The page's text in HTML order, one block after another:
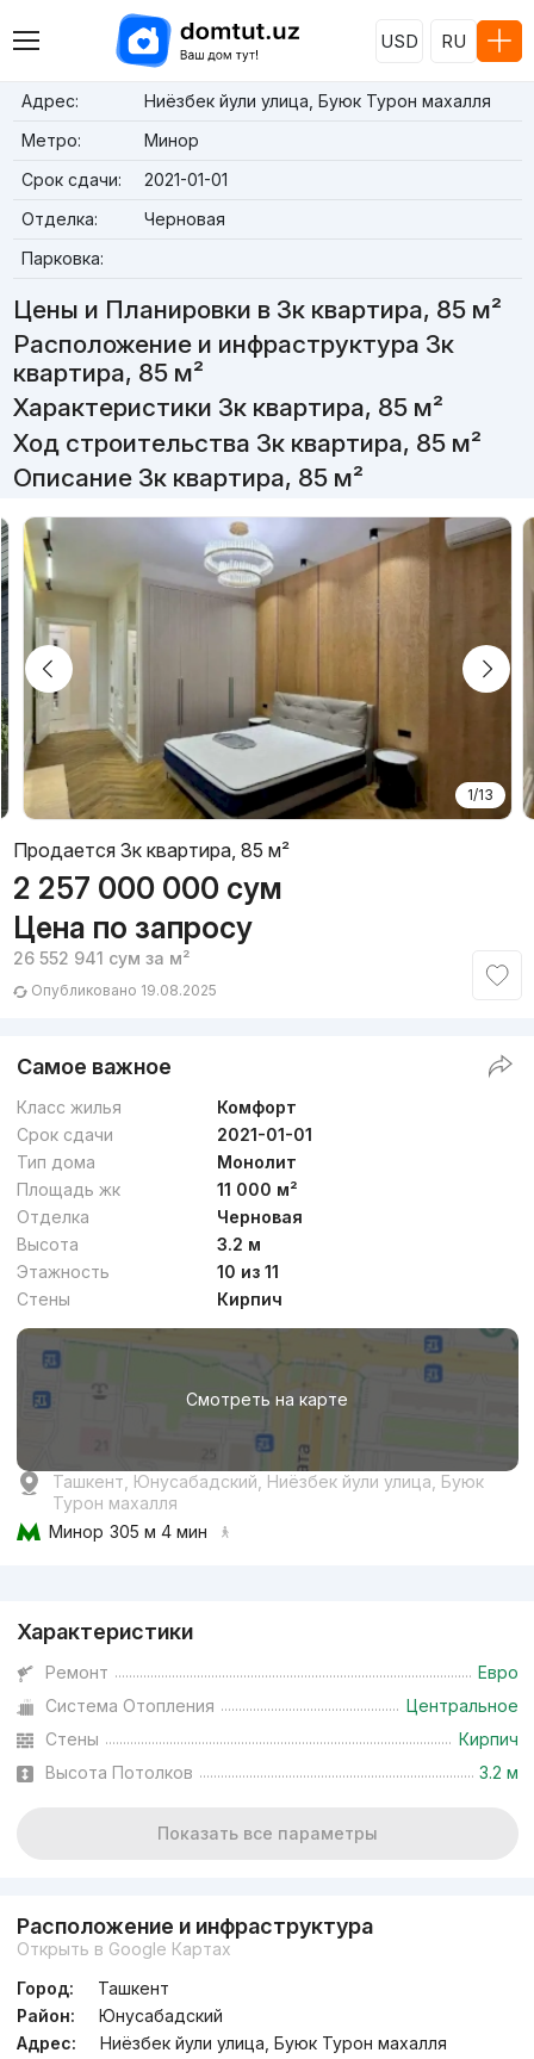
USD RU
Адрес:
Ниёзбек йули улица, Буюк Турон махалля
Метро:
Минор
Срок сдачи:
2021-01-01
Отделка:
Черновая
Парковка:
Цены и Планировки в 3к квартира, 85 м²
Расположение и инфраструктура 3к
квартира, 85 м²
Характеристики 3к квартира, 85 м²
Ход строительства 3к квартира, 85 м²
Описание 3к квартира, 85 м²
1/13
Продается 3к квартира, 85 м²
2 257 000 000 сум
Цена по запросу
26 552 941 сум за м²
Опубликовано 19.08.2025
Самое важное
Класс жилья
Комфорт
Срок сдачи
2021-01-01
Тип дома
Монолит
Площадь жк
11 000 м²
Отделка
Черновая
Высота
3.2 м
Этажность
10 из 11
Стены
Кирпич
Смотреть на карте
Ташкент, Юнусабадский, Ниёзбек йули улица, Буюк
Турон махалля
Минор 305 м 4 мин
Характеристики
Ремонт
Евро
Система Отопления
Центральное
Стены
Кирпич
Высота Потолков
3.2 м
Показать все параметры
Расположение и инфраструктура
Открыть в Google Картах
Город:
Ташкент
Район:
Юнусабадский
Адрес:
Ниёзбек йули улица, Буюк Турон махалля